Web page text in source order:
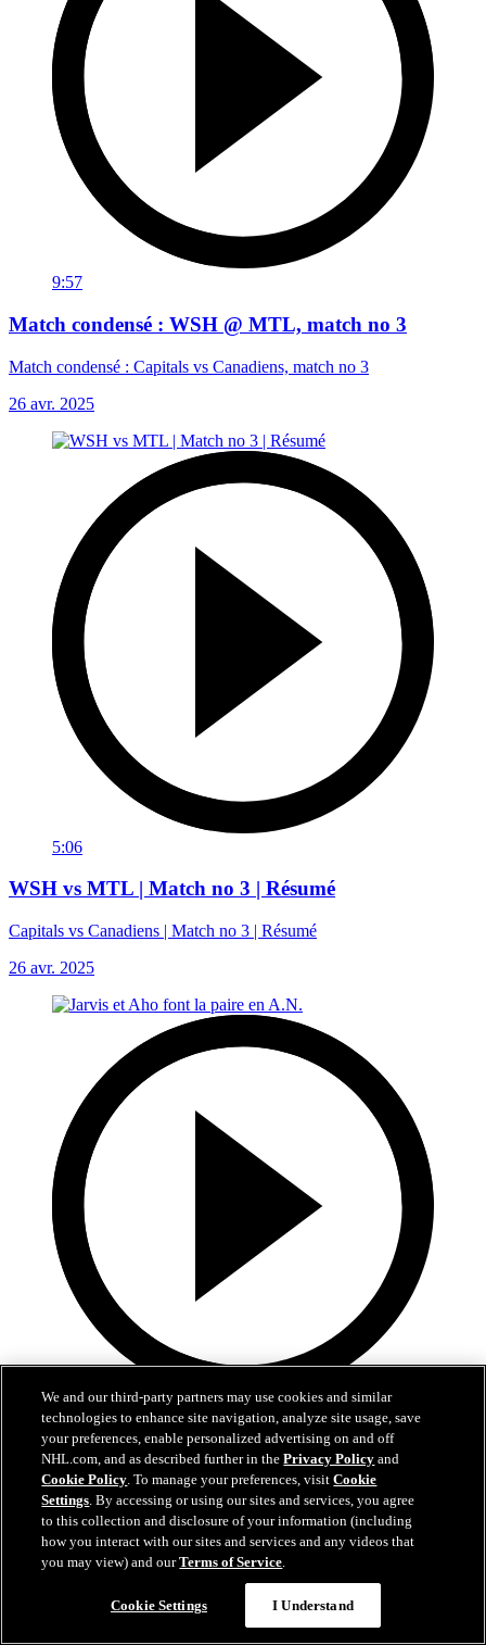
9:57
Match condensé : WSH @ MTL, match no 3
Match condensé : Capitals vs Canadiens, match no 3
26 avr. 2025
5:06
WSH vs MTL | Match no 3 | Résumé
Capitals vs Canadiens | Match no 3 | Résumé
26 avr. 2025
0:35
Jarvis et Aho font la paire en A.N.
CAR@NJD, #3: Jarvis complète un superbe échange avec Aho
26 avr. 2025
We and our third-party partners may use cookies and similar
technologies to enhance site navigation, analyze site usage, save
your preferences, enable personalized advertising on and off
NHL.com, and as described further in thePrivacy Policy and
Cookie Policy. To manage your preferences, visitCookie
Settings. By accessing or using our sites and services, you agree
to this collection and disclosure of your information (including
how you interact with our sites and services and any videos that
you may view) and ourTerms of Service.
Cookie Settings I Understand